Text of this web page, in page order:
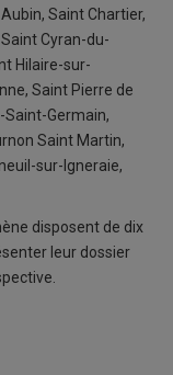
Saint Chartier,
Cyran-du-
Hilaire-sur-
Saint Pierre de
Saint-Germain,
Saint Martin,
sur-Igneraie,
disposent de dix
leur dossier